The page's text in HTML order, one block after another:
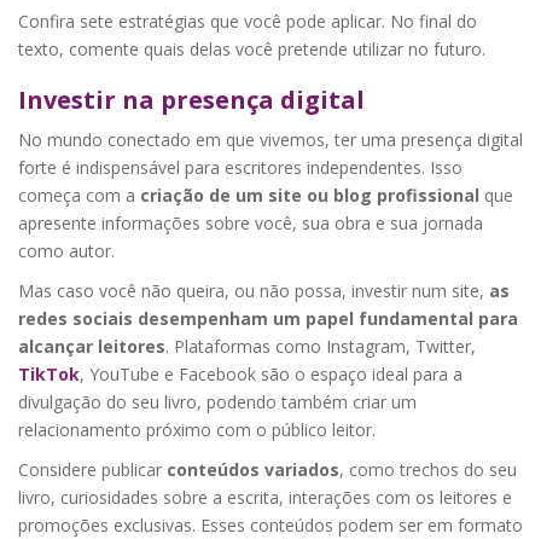
Confira sete estratégias que você pode aplicar. No final do
texto, comente quais delas você pretende utilizar no futuro.
Investir na presença digital
No mundo conectado em que vivemos, ter uma presença digital
forte é indispensável para escritores independentes. Isso
começa com a criação de um site ou blog profissional que
apresente informações sobre você, sua obra e sua jornada
como autor.
Mas caso você não queira, ou não possa, investir num site, as
redes sociais desempenham um papel fundamental para
alcançar leitores. Plataformas como Instagram, Twitter,
TikTok, YouTube e Facebook são o espaço ideal para a
divulgação do seu livro, podendo também criar um
relacionamento próximo com o público leitor.
Considere publicar conteúdos variados, como trechos do seu
livro, curiosidades sobre a escrita, interações com os leitores e
promoções exclusivas. Esses conteúdos podem ser em formato